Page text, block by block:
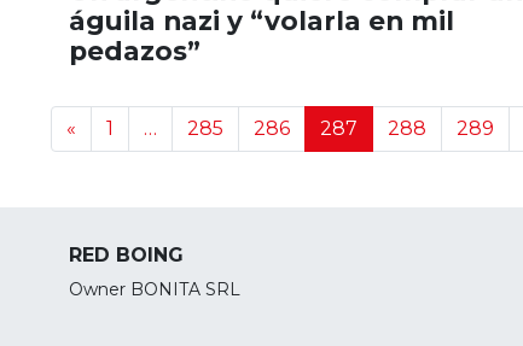
águila nazi y “volarla en mil
pedazos”
Navegación de noticias
« 1 … 285 286 287 288 289
RED BOING
Owner BONITA SRL